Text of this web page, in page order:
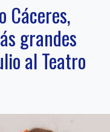
Cáceres,
grandes
al Teatro